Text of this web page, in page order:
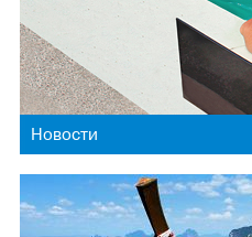
Новости